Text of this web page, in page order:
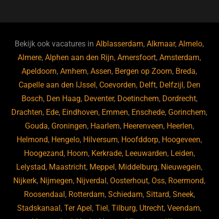
b
o
o
k
ky dI
n
Bekijk ook vacatures inAlblasserdam,Alkmaar,Almelo,
Almere,Alphen aan den Rijn,Amersfoort,Amsterdam,
Apeldoorn,Arnhem,Assen, Bergen op Zoom, Breda,
Capelle aan den IJssel, Coevorden, Delft, Delfzijl, Den
Bosch, Den Haag, Deventer, Doetinchem, Dordrecht,
Drachten, Ede, Eindhoven, Emmen, Enschede, Gorinchem,
Gouda, Groningen, Haarlem, Heerenveen, Heerlen,
Helmond, Hengelo, Hilversum, Hoofddorp, Hoogeveen,
Hoogezand, Hoorn, Kerkrade, Leeuwarden, Leiden,
Lelystad, Maastricht, Meppel, Middelburg, Nieuwegein,
Nijkerk, Nijmegen, Nijverdal, Oosterhout, Oss, Roermond,
Roosendaal, Rotterdam, Schiedam, Sittard, Sneek,
Stadskanaal,Ter Apel,Tiel,Tilburg, Utrecht,Veendam,